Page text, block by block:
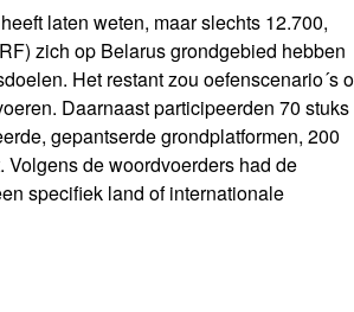
laten weten, maar slechts 12.700,
zich op Belarus grondgebied hebben
Het restant zou oefenscenario´s
Daarnaast participeerden 70 stuks
gepantserde grondplatformen, 200
de woordvoerders had de
specifiek land of internationale